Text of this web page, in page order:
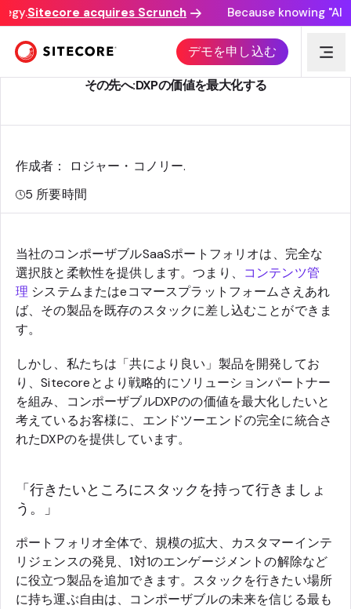
Sitecore acquires Scrunch Because knowing "AI
デモを申し込む
SITECORE製品戦略
その先へ:DXPの価値を最大化する
作成者： ロジャー・コノリー.
5 所要時間
当社のコンポーザブルSaaSポートフォリオは、完全な
選択肢と柔軟性を提供します。つまり、
コンテンツ管
理 システムまたはeコマースプラットフォームさえあれ
ば、その製品を既存のスタックに差し込むことができま
す。
しかし、私たちは「共により良い」製品を開発してお
り、Sitecoreとより戦略的にソリューションパートナー
を組み、コンポーザブルDXPのの価値を最大化したいと
考えているお客様に、エンドツーエンドの完全に統合さ
れたDXPのを提供しています。
「行きたいところにスタックを持って行きましょ
う。」
ポートフォリオ全体で、規模の拡大、カスタマーインテ
リジェンスの発見、1対1のエンゲージメントの解除など
に役立つ製品を追加できます。スタックを行きたい場所
に持ち運ぶ自由は、コンポーザブルの未来を信じる最も